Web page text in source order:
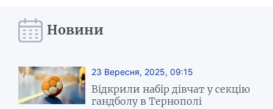
Новини
23 Вересня, 2025, 09:15
Відкрили набір дівчат у секцію
гандболу в Тернополі